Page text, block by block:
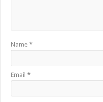
Name*
Email*